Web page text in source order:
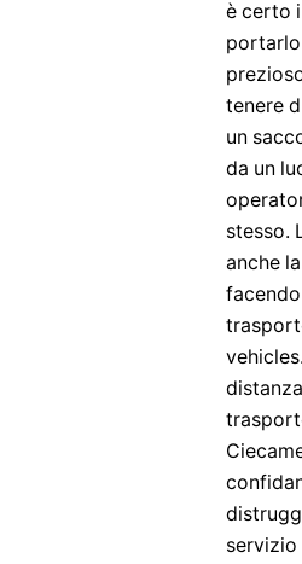
è certo
portarlo
tenere
un
da un
stesso.
anche
servizio